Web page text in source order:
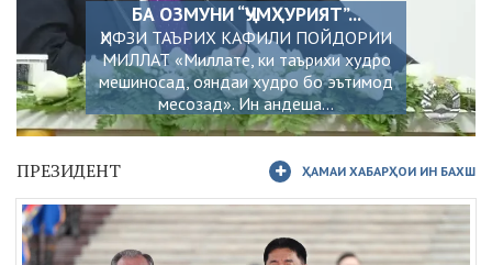
БА ОЗМУНИ “ҶУМҲУРИЯТ”...
ҲИФЗИ ТАЪРИХ КАФИЛИ ПОЙДОРИИ
МИЛЛАТ «Миллате, ки таърихи худро
мешиносад, ояндаи худро бо эътимод
месозад». Ин андеша...
ПРЕЗИДЕНТ ҲАМАИ ХАБАРҲОИ ИН БАХШ